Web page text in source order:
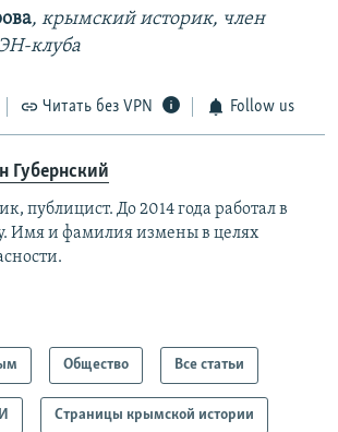
, крымский историк, член
клуба
Читать без VPN Follow us
Губернский
публицист. До 2014 года работал в
Имя и фамилия измены в целях
Общество Все статьи
Страницы крымской истории